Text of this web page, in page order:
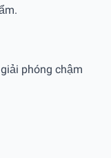
phóng chậm